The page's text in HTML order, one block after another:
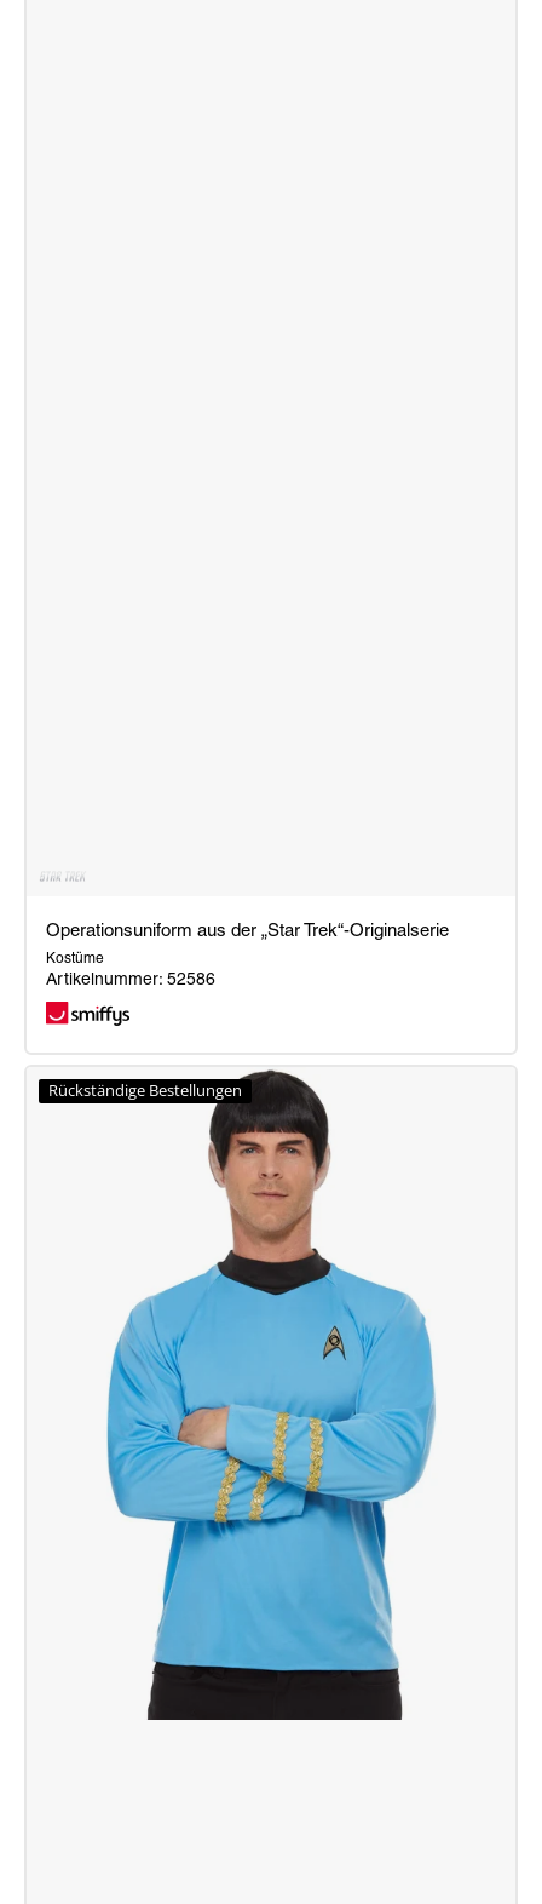
Operationsuniform
aus
Operationsuniform aus der „Star Trek“-Originalserie
Kostüme
Artikelnummer: 52586
Rückständige Bestellungen